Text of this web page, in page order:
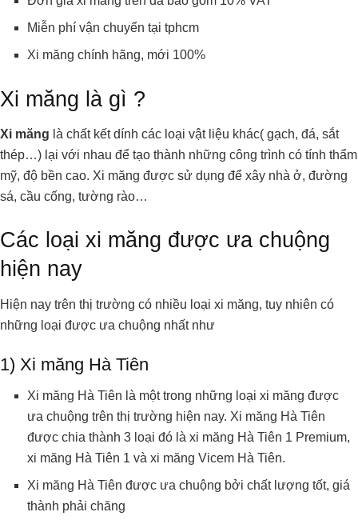
Miễn phí vận chuyển tại tphcm
Xi măng chính hãng, mới 100%
Xi măng là gì ?
Xi măng là chất kết dính các loại vật liệu khác( gạch, đá, sắt
thép…) lại với nhau để tạo thành những công trình có tính thẩm
mỹ, độ bền cao. Xi măng được sử dụng để xây nhà ở, đường
sá, cầu cống, tường rào…
Các loại xi măng được ưa chuộng
hiện nay
Hiện nay trên thị trường có nhiều loại xi măng, tuy nhiên có
những loại được ưa chuộng nhất như
1) Xi măng Hà Tiên
Xi măng Hà Tiên là một trong những loại xi măng được
ưa chuộng trên thị trường hiện nay. Xi măng Hà Tiên
được chia thành 3 loại đó là xi măng Hà Tiên 1 Premium,
xi măng Hà Tiên 1 và xi măng Vicem Hà Tiên.
Xi măng Hà Tiên được ưa chuộng bởi chất lượng tốt, giá
thành phải chăng